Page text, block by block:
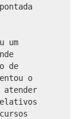
um
de
o